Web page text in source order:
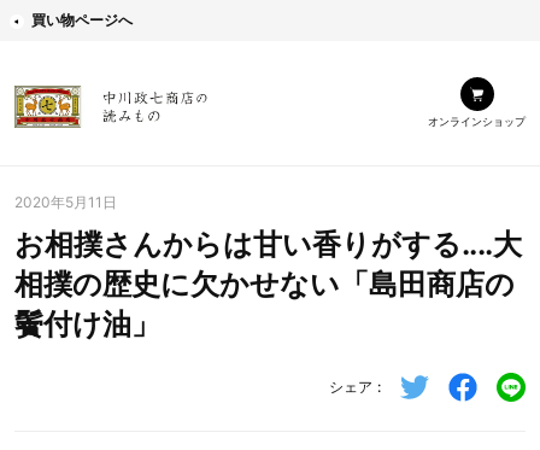
買い物ページへ
オンラインショップ
2020年5月11日
お相撲さんからは甘い香りがする‥‥大
相撲の歴史に欠かせない「島田商店の
鬢付け油」
シェア